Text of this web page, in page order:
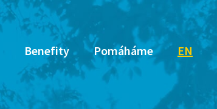
Benefity Pomáháme EN